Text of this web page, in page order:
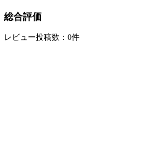
総合評価
レビュー投稿数：0件